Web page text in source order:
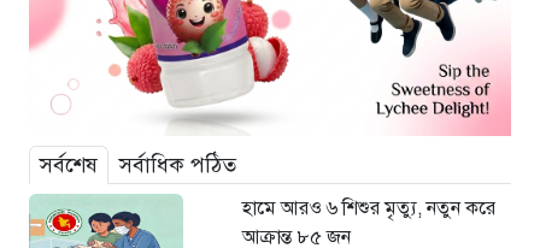
সর্বশেষ সর্বাধিক পঠিত
হামে আরও ৬ শিশুর মৃত্যু, নতুন করে
আক্রান্ত ৮৫ জন